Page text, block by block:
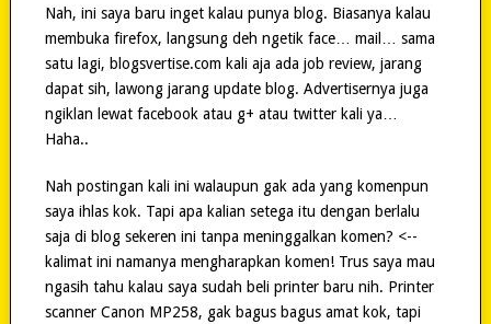
Nah, ini saya baru inget kalau punya blog. Biasanya kalau
membuka firefox, langsung deh ngetik face… mail… sama
satu lagi, blogsvertise.com kali aja ada job review, jarang
dapat sih, lawong jarang update blog. Advertisernya juga
ngiklan lewat facebook atau g+ atau twitter kali ya…
Haha..
Nah postingan kali ini walaupun gak ada yang komenpun
saya ihlas kok. Tapi apa kalian setega itu dengan berlalu
saja di blog sekeren ini tanpa meninggalkan komen? <--
kalimat ini namanya mengharapkan komen! Trus saya mau
ngasih tahu kalau saya sudah beli printer baru nih. Printer
scanner Canon MP258, gak bagus bagus amat kok, tapi